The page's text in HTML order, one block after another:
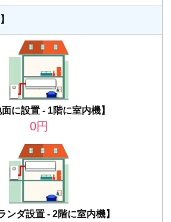
面に設置 - 1階に室内機】
0円
ンダ設置 - 2階に室内機】